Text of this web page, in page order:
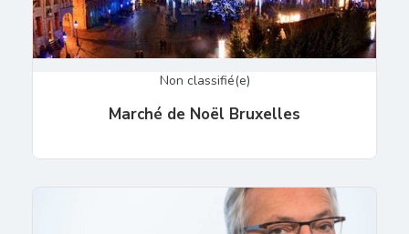
Non classifié(e)
Marché de Noël Bruxelles